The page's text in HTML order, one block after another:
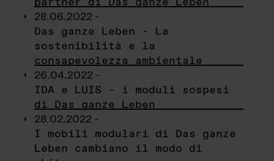
28.06.2022 -
Das ganze Leben - La
sostenibilità e la
consapevolezza ambientale
26.04.2022 -
IDA e LUIS - i moduli sospesi
di Das ganze Leben
28.02.2022 -
I mobili modulari di Das ganze
Leben cambiano il modo di